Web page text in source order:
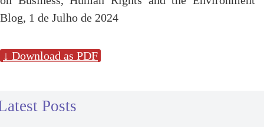
Blog, 1 de Julho de 2024
↓ Download as PDF
Posts